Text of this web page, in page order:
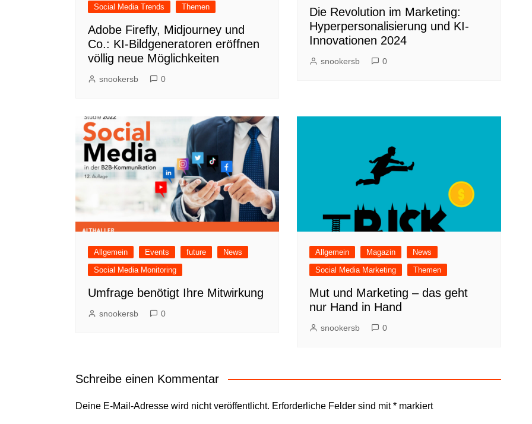
Social Media Trends
Themen
Adobe Firefly, Midjourney und
Co.: KI-Bildgeneratoren eröffnen
völlig neue Möglichkeiten
snookersb 0
Die Revolution im Marketing:
Hyperpersonalisierung und KI-
Innovationen 2024
snookersb 0
Allgemein Events future
News
Social Media Monitoring
Umfrage benötigt Ihre Mitwirkung
snookersb 0
Allgemein Magazin
News
Social Media Marketing
Themen
Mut und Marketing – das geht
nur Hand in Hand
snookersb 0
Schreibe einen Kommentar
Deine E-Mail-Adresse wird nicht veröffentlicht. Erforderliche Felder sind mit* markiert